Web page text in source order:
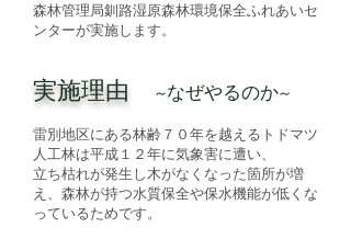
森林管理局釧路湿原森林環境保全ふれあいセ
ンターが実施します。
実施理由 ~なぜやるのか~
雷別地区にある林齢７０年を越えるトドマツ
人工林は平成１２年に気象害に遭い、
立ち枯れが発生し木がなくなった箇所が増
え、森林が持つ水質保全や保水機能が低くな
っているためです。